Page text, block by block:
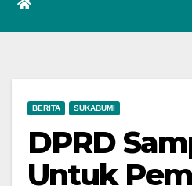
BERITA SUKABUMI
DPRD
Untuk